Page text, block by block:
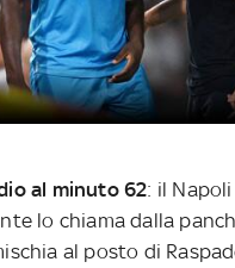
al minuto 62: il
lo chiama dalla
al posto di